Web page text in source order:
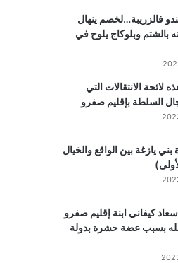
فالزريبة…لخصم ينهال
بالشتم وبلوكاج يلوح في
الانتقالات التي
السلطة بإقليم صفرو
بني يازغة بين الواقع والخيال
كيفاني ابنة إقليم صفرو
بسبب عضة حشرة بدولة